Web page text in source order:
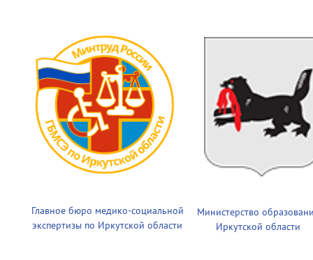
Главное бюро медико-социальной
экспертизы по Иркутской области
Министерство
Иркутской области